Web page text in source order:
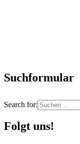
Suchformular
Search for:
Folgt uns!